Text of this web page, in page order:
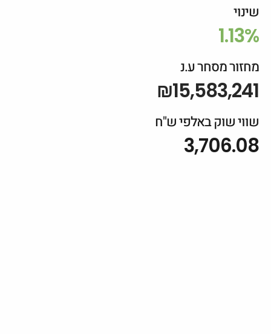
שינוי
1.13%
מחזור מסחר ע.נ
₪15,583,241
שווי שוק באלפי ש"ח
3,706.08